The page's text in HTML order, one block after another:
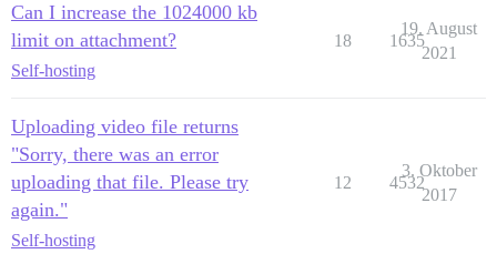
Can I increase the 1024000 kb
limit on attachment?
Self-hosting
18 1635
19. August
2021
Uploading video file returns
"Sorry, there was an error
uploading that file. Please try
again."
Self-hosting
12 4532
3. Oktober
2017